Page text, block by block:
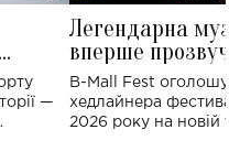
—
Легендарна
вперше
Україні: де
B-Mall Fest
хедлайнера
2026 року на новій